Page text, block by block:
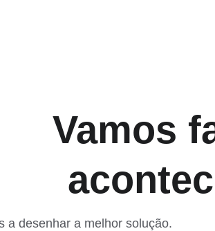
Vamos
a desenhar a melhor solução.